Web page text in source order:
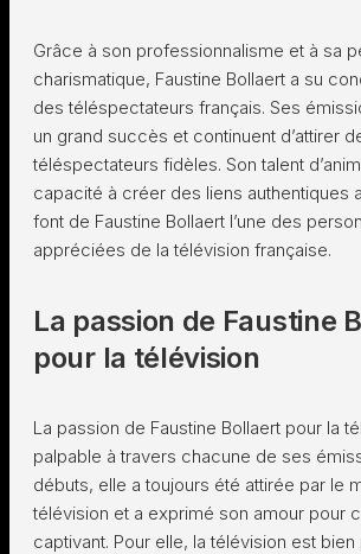
Grâce à son professionnalisme et à sa
charismatique, Faustine Bollaert a su
des téléspectateurs français. Ses
un grand succès et continuent d’attirer
téléspectateurs fidèles. Son talent
capacité à créer des liens authentiques
font de Faustine Bollaert l’une des
appréciées de la télévision française.
La passion de Faustine
pour la télévision
La passion de Faustine Bollaert pour la
palpable à travers chacune de ses
débuts, elle a toujours été attirée par le
télévision et a exprimé son amour pour
captivant. Pour elle, la télévision est bien